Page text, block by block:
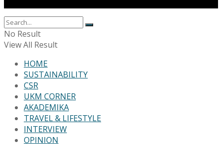
No Result
View All Result
HOME
SUSTAINABILITY
CSR
UKM CORNER
AKADEMIKA
TRAVEL & LIFESTYLE
INTERVIEW
OPINION